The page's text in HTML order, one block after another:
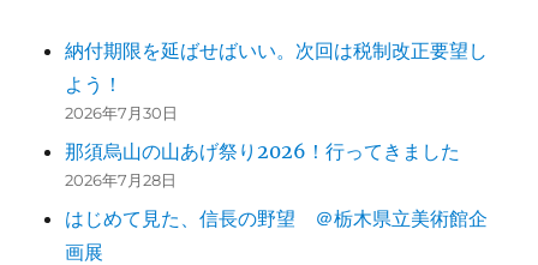
納付期限を延ばせばいい。次回は税制改正要望し
よう！
2026年7月30日
那須烏山の山あげ祭り2026！行ってきました
2026年7月28日
はじめて見た、信長の野望 ＠栃木県立美術館企
画展